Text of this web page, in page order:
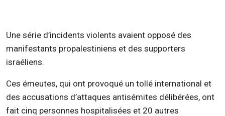
Une série d’incidents violents avaient opposé des
manifestants propalestiniens et des supporters
israéliens.
Ces émeutes, qui ont provoqué un tollé international et
des accusations d’attaques antisémites délibérées, ont
fait cinq personnes hospitalisées et 20 autres